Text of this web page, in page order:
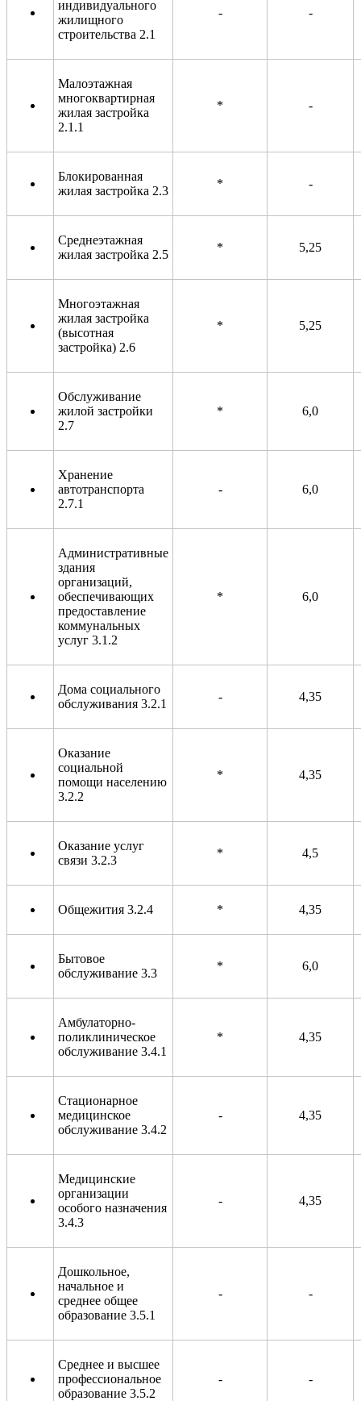
индивидуального
жилищного
строительства 2.1
- -
Малоэтажная
многоквартирная
жилая застройка
2.1.1
* -
Блокированная
жилая застройка 2.3
* -
Среднеэтажная
жилая застройка 2.5
* 5,25
Многоэтажная
жилая застройка
(высотная
застройка) 2.6
* 5,25
Обслуживание
жилой застройки
2.7
* 6,0
Хранение
автотранспорта
2.7.1
- 6,0
Административные
здания
организаций,
обеспечивающих
предоставление
коммунальных
услуг 3.1.2
* 6,0
Дома социального
обслуживания 3.2.1
- 4,35
Оказание
социальной
помощи населению
3.2.2
* 4,35
Оказание услуг
связи 3.2.3
* 4,5
Общежития 3.2.4 * 4,35
Бытовое
обслуживание 3.3
* 6,0
Амбулаторно-
поликлиническое
обслуживание 3.4.1
* 4,35
Стационарное
медицинское
обслуживание 3.4.2
- 4,35
Медицинские
организации
особого назначения
3.4.3
- 4,35
Дошкольное,
начальное и
среднее общее
образование 3.5.1
- -
Среднее и высшее
профессиональное
образование 3.5.2
- -